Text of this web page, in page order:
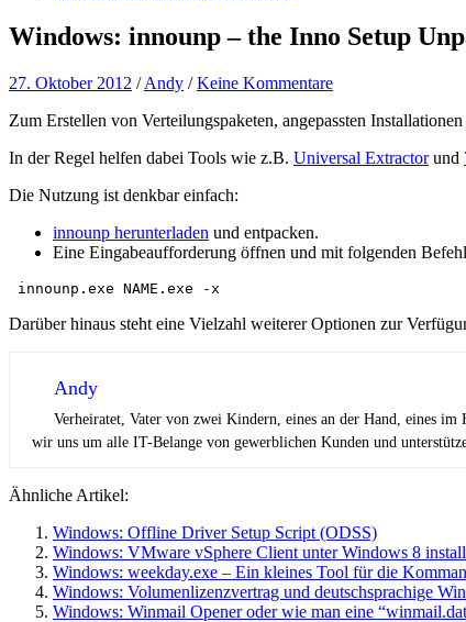
Windows: innounp – the Inno Setup
27. Oktober 2012 /Andy /Keine Kommentare
Zum Erstellen von Verteilungspaketen, angepassten
In der Regel helfen dabei Tools wie z.B. Universal Extractorund
Die Nutzung ist denkbar einfach:
innounp herunterladen und entpacken.
Eine Eingabeaufforderung öffnen und mit folgenden
innounp.exe NAME.exe -x
Darüber hinaus steht eine Vielzahl weiterer Optionen zur
Andy
Verheiratet, Vater von zwei Kindern, eines an der Hand, eines
wir uns um alle IT-Belange von gewerblichen Kunden und
Ähnliche Artikel:
Windows: Offline Driver Setup Script (ODSS)
Windows: VMware vSphere Client unter Windows 8
Windows: weekday.exe – Ein kleines Tool für die
Windows: Volumenlizenzvertrag und deutschsprachige
Windows: Winmail Opener oder wie man eine